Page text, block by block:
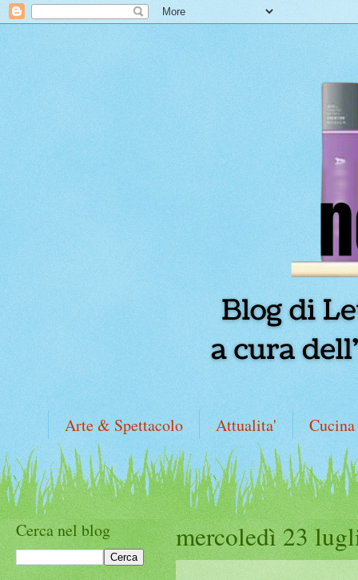
Arte & Spettacolo Attualita' Cucina
mercoledì 23
Cerca nel blog